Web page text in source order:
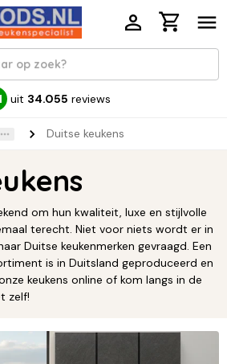
uit 34.055 reviews
Duitse keukens
om hun kwaliteit, luxe en stijlvolle
terecht. Niet voor niets wordt er in
Duitse keukenmerken gevraagd. Een
is in Duitsland geproduceerd en
keukens online of kom langs in de
zelf!